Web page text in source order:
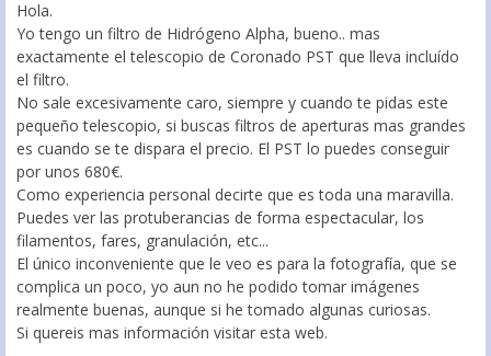
Hola.
Yo tengo un filtro de Hidrógeno Alpha, bueno.. mas
exactamente el telescopio de Coronado PST que lleva incluído
el filtro.
No sale excesivamente caro, siempre y cuando te pidas este
pequeño telescopio, si buscas filtros de aperturas mas grandes
es cuando se te dispara el precio. El PST lo puedes conseguir
por unos 680€.
Como experiencia personal decirte que es toda una maravilla.
Puedes ver las protuberancias de forma espectacular, los
filamentos, fares, granulación, etc...
El único inconveniente que le veo es para la fotografía, que se
complica un poco, yo aun no he podido tomar imágenes
realmente buenas, aunque si he tomado algunas curiosas.
Si quereis mas información visitar esta web.